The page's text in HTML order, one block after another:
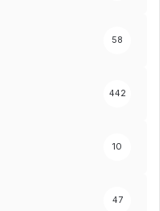
58
442
10
47